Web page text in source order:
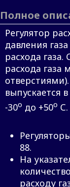
Полное
Регулятор
давления
расхода
расхода
выпускается
-30о до +50о
88.
На
расходу